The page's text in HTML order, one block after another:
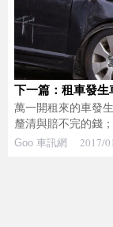
下一篇：租車發生
萬一開租來的車發
釐清與賠不完的錢
Goo 車訊網 2017/